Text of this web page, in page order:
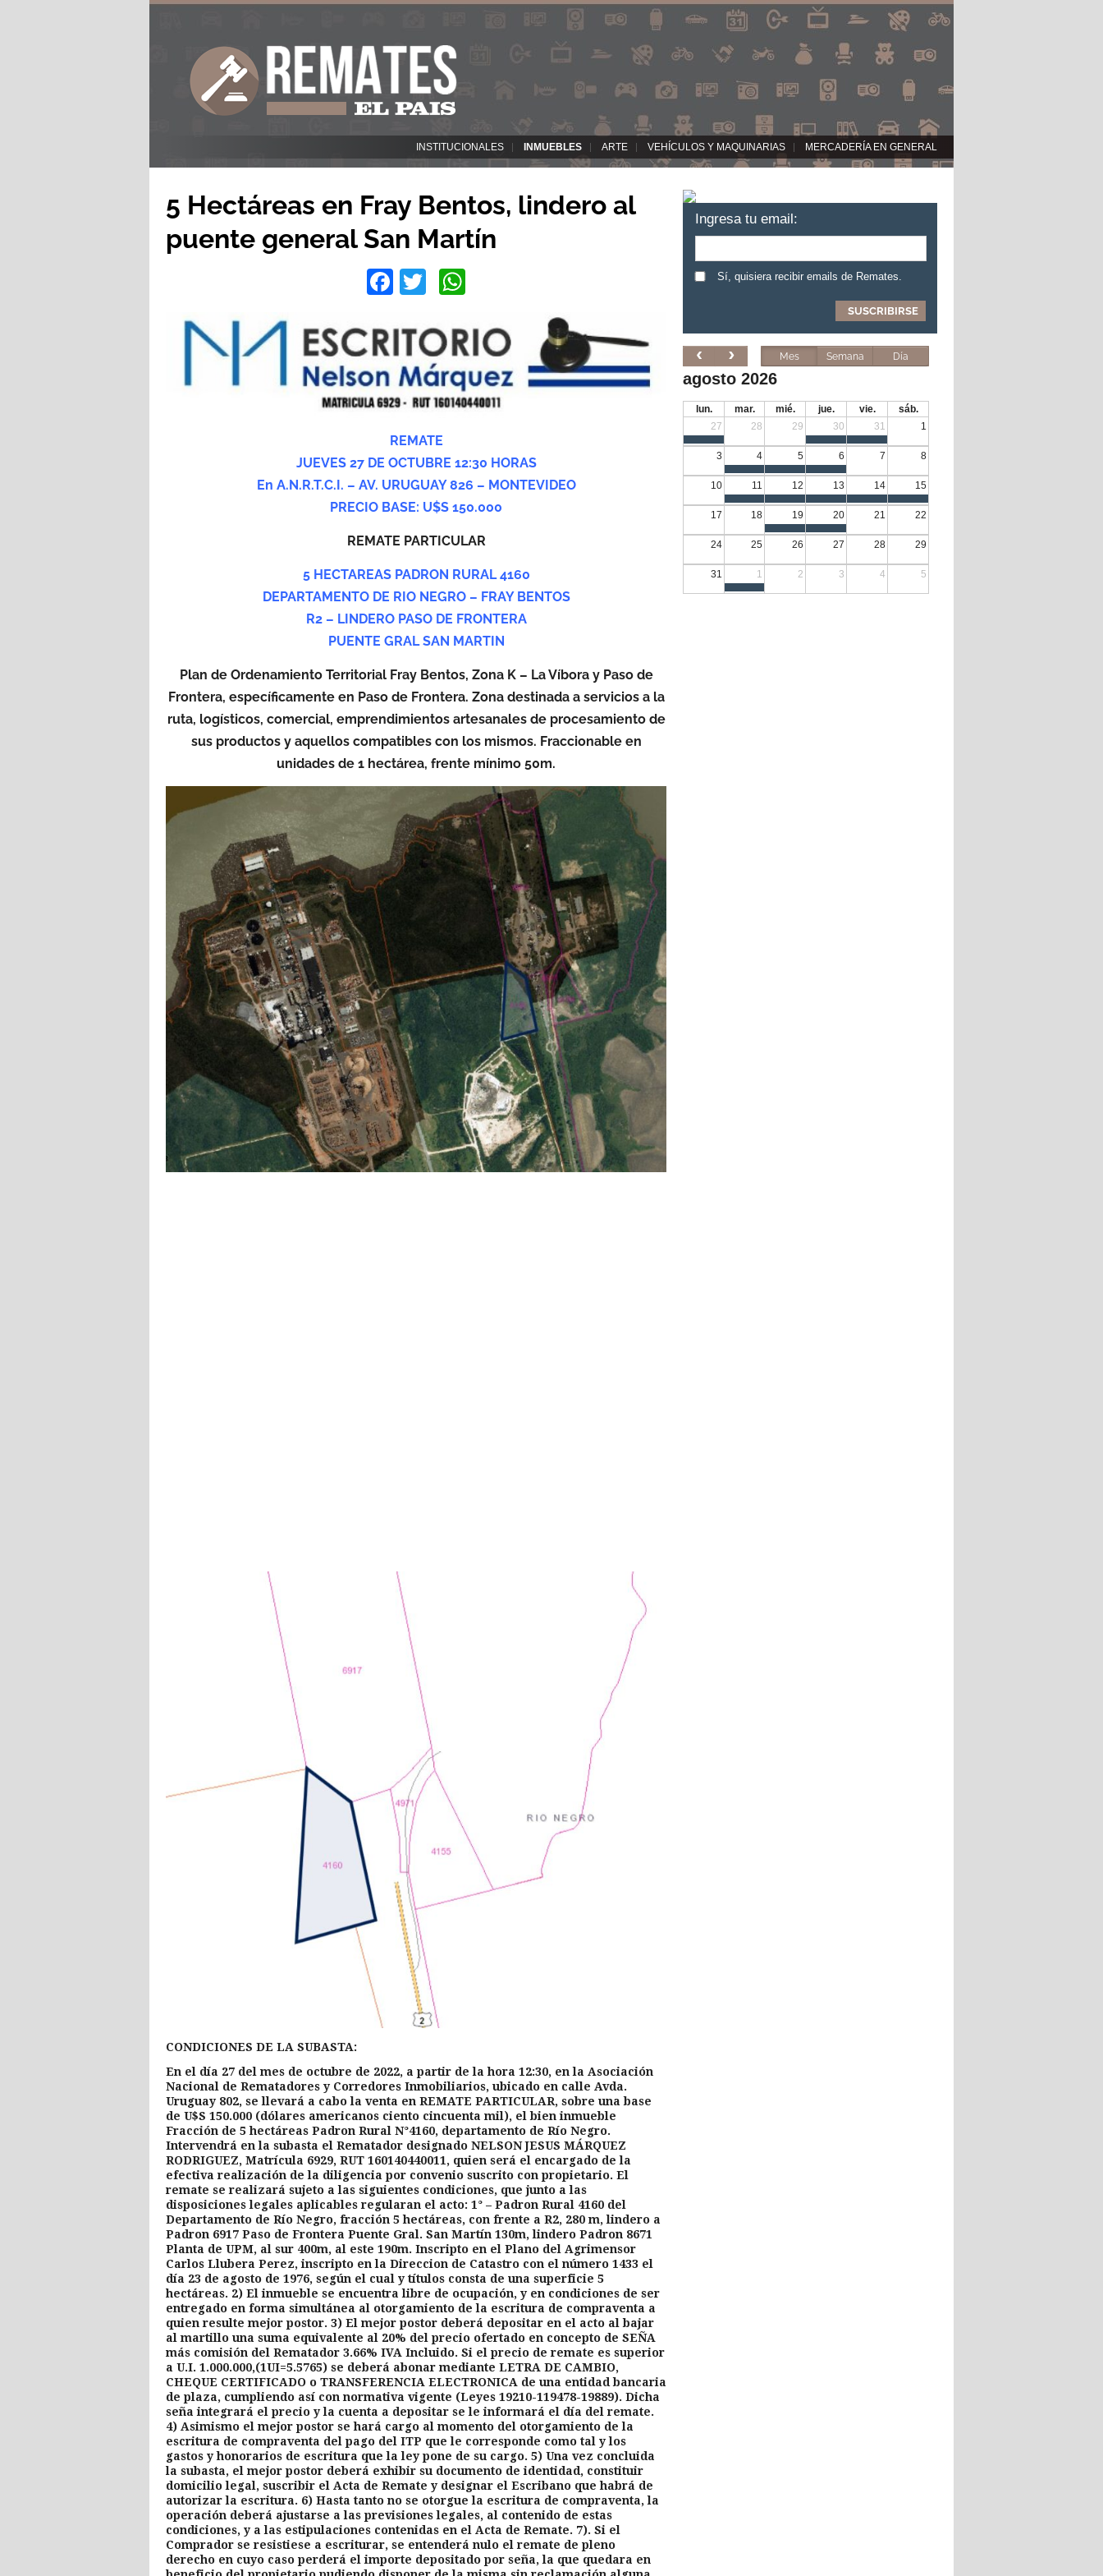
INSTITUCIONALES INMUEBLES ARTE VEHÍCULOS Y MAQUINARIAS MERCADERÍA EN GENERAL
5 Hectáreas en Fray Bentos, lindero al
puente general San Martín
Facebook
Twitter
REMATE
JUEVES 27 DE OCTUBRE 12:30 HORAS
En A.N.R.T.C.I. – AV. URUGUAY 826 – MONTEVIDEO
PRECIO BASE: U$S 150.000
REMATE PARTICULAR
5 HECTAREAS PADRON RURAL 4160
DEPARTAMENTO DE RIO NEGRO – FRAY BENTOS
R2 – LINDERO PASO DE FRONTERA
PUENTE GRAL SAN MARTIN
Plan de Ordenamiento Territorial Fray Bentos, Zona K – La Víbora y Paso de
Frontera, específicamente en Paso de Frontera. Zona destinada a servicios a la
ruta, logísticos, comercial, emprendimientos artesanales de procesamiento de
sus productos y aquellos compatibles con los mismos. Fraccionable en
unidades de 1 hectárea, frente mínimo 50m.
CONDICIONES DE LA SUBASTA:
En el día 27 del mes de octubre de 2022, a partir de la hora 12:30, en la Asociación
Nacional de Rematadores y Corredores Inmobiliarios, ubicado en calle Avda.
Uruguay 802, se llevará a cabo la venta en REMATE PARTICULAR, sobre una base
de U$S 150.000 (dólares americanos ciento cincuenta mil), el bien inmueble
Fracción de 5 hectáreas Padron Rural N°4160, departamento de Río Negro.
Intervendrá en la subasta el Rematador designado NELSON JESUS MÁRQUEZ
RODRIGUEZ, Matrícula 6929, RUT 160140440011, quien será el encargado de la
efectiva realización de la diligencia por convenio suscrito con propietario. El
remate se realizará sujeto a las siguientes condiciones, que junto a las
disposiciones legales aplicables regularan el acto: 1° – Padron Rural 4160 del
Departamento de Río Negro, fracción 5 hectáreas, con frente a R2, 280 m, lindero a
Padron 6917 Paso de Frontera Puente Gral. San Martín 130m, lindero Padron 8671
Planta de UPM, al sur 400m, al este 190m. Inscripto en el Plano del Agrimensor
Carlos Llubera Perez, inscripto en la Direccion de Catastro con el número 1433 el
día 23 de agosto de 1976, según el cual y títulos consta de una superficie 5
hectáreas. 2) El inmueble se encuentra libre de ocupación, y en condiciones de ser
entregado en forma simultánea al otorgamiento de la escritura de compraventa a
quien resulte mejor postor. 3) El mejor postor deberá depositar en el acto al bajar
al martillo una suma equivalente al 20% del precio ofertado en concepto de SEÑA
más comisión del Rematador 3.66% IVA Incluido. Si el precio de remate es superior
a U.I. 1.000.000,(1UI=5.5765) se deberá abonar mediante LETRA DE CAMBIO,
CHEQUE CERTIFICADO o TRANSFERENCIA ELECTRONICA de una entidad bancaria
de plaza, cumpliendo así con normativa vigente (Leyes 19210-119478-19889). Dicha
seña integrará el precio y la cuenta a depositar se le informará el día del remate.
4) Asimismo el mejor postor se hará cargo al momento del otorgamiento de la
escritura de compraventa del pago del ITP que le corresponde como tal y los
gastos y honorarios de escritura que la ley pone de su cargo. 5) Una vez concluida
la subasta, el mejor postor deberá exhibir su documento de identidad, constituir
domicilio legal, suscribir el Acta de Remate y designar el Escribano que habrá de
autorizar la escritura. 6) Hasta tanto no se otorgue la escritura de compraventa, la
operación deberá ajustarse a las previsiones legales, al contenido de estas
condiciones, y a las estipulaciones contenidas en el Acta de Remate. 7). Si el
Comprador se resistiese a escriturar, se entenderá nulo el remate de pleno
derecho en cuyo caso perderá el importe depositado por seña, la que quedara en
Ingresa tu email:
Sí, quisiera recibir emails de Remates.
Mes Semana Día
agosto 2026
lun. mar. mié. jue. vie.
sáb.
27
28 29 30 31 1
3 4 5 6 7 8
10 11 12 13 14 15
17 18 19 20 21 22
24 25 26 27 28 29
31 1 2 3 4 5